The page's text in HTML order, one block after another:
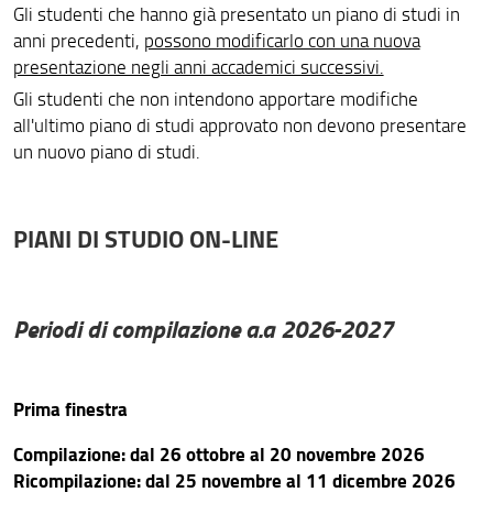
Gli studenti che hanno già presentato un piano di studi in
anni precedenti, possono modificarlo con una nuova
presentazione negli anni accademici successivi.
Gli studenti che non intendono apportare modifiche
all'ultimo piano di studi approvato non devono presentare
un nuovo piano di studi.
PIANI DI STUDIO ON-LINE
Periodi di compilazione a.a 2026-2027
Prima finestra
Compilazione: dal 26 ottobre al 20 novembre 2026
Ricompilazione: dal 25 novembre al 11 dicembre 2026